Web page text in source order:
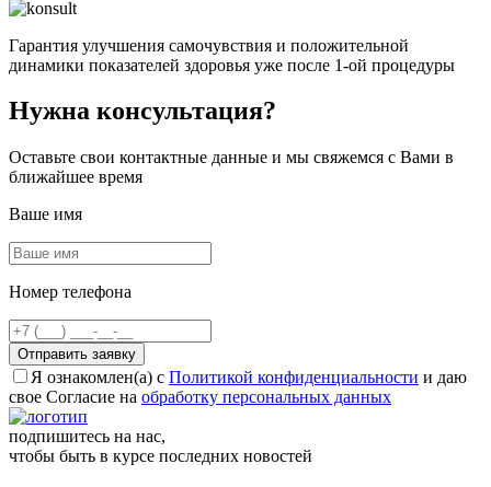
Гарантия улучшения самочувствия и положительной
динамики показателей здоровья уже после 1-ой процедуры
Нужна консультация?
Оставьте свои контактные данные и мы свяжемся с Вами в
ближайшее время
Ваше имя
Номер телефона
Отправить заявку
Я ознакомлен(а) с Политикой конфиденциальности и даю
свое Согласие на обработку персональных данных
подпишитесь на нас,
чтобы быть в курсе последних новостей